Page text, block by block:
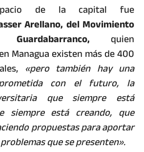
de la capital fue
Arellano, del Movimiento
Guardabarranco, quien
Managua existen más de 400
«pero también hay una
con el futuro, la
que siempre está
siempre está creando, que
propuestas para aportar
que se presenten».